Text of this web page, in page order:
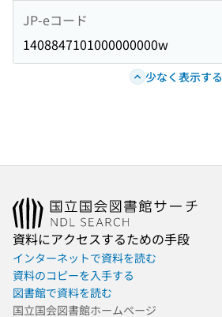
JP-eコード
1408847101000000000w
少なく表示する
資料にアクセスするための手段
インターネットで資料を読む
資料のコピーを入手する
図書館で資料を読む
国立国会図書館ホームページ